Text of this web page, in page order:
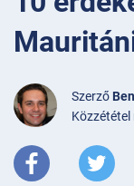
Szerző
Közzététel